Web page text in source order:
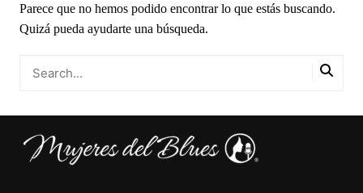
Parece que no hemos podido encontrar lo que estás buscando.
Quizá pueda ayudarte una búsqueda.